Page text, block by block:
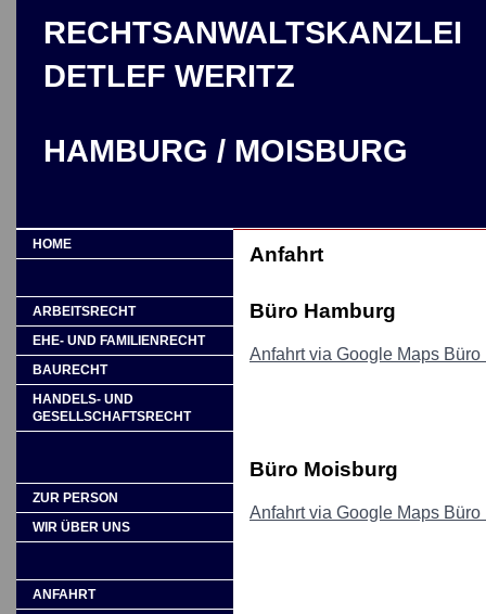
RECHTSANWALTSKANZLEI
DETLEF WERITZ
HAMBURG / MOISBURG
HOME
ARBEITSRECHT
EHE- UND FAMILIENRECHT
BAURECHT
HANDELS- UND
GESELLSCHAFTSRECHT
ZUR PERSON
WIR ÜBER UNS
ANFAHRT
Anfahrt
Büro Hamburg
Anfahrt via Google Maps
Büro Moisburg
Anfahrt via Google Maps